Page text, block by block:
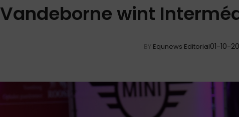
Vandeborne wint
BY Equnews Editorial01-10-